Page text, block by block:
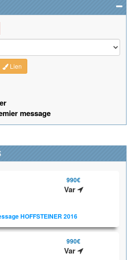
Lien
message
990€
Var
HOFFSTEINER 2016
990€
Var